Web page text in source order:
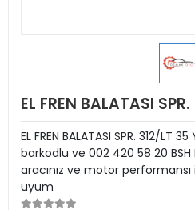
EL FREN BALATASI
EL FREN BALATASI SPR. 312/LT
barkodlu ve 002 420 58 20
aracınız ve motor
uyum